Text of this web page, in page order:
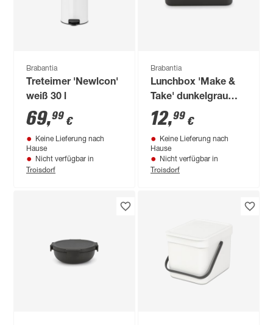
Brabantia
Treteimer 'Newlcon'
weiß 30 l
69,99 €
Keine Lieferung nach
Hause
Nicht verfügbar in
Troisdorf
Brabantia
Lunchbox 'Make &
Take' dunkelgrau
groß 2 l
12,99 €
Keine Lieferung nach
Hause
Nicht verfügbar in
Troisdorf